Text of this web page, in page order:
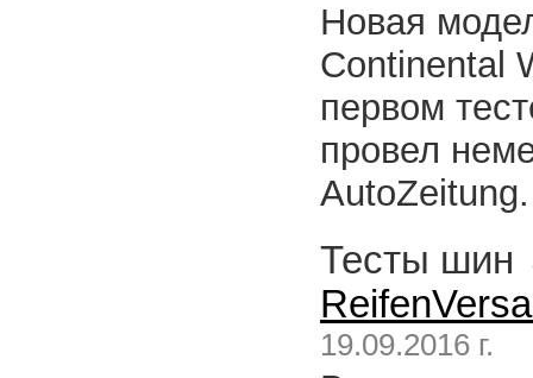
Новая
Continental
первом
провел
AutoZeitung.
Тесты
19.09.2016 г.